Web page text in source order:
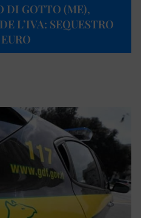
DI GOTTO (ME),
L’IVA: SEQUESTRO